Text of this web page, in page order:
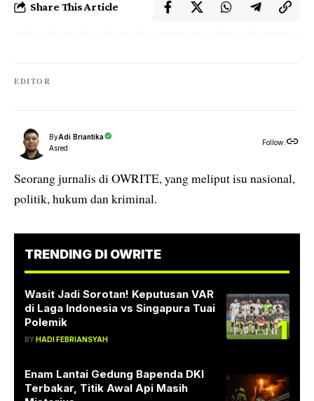
Share This Article
EDITOR
ByAdi Briantika
Asred
Follow:
Seorang jurnalis di OWRITE, yang meliput isu nasional,
politik, hukum dan kriminal.
TRENDING DI OWRITE
Wasit Jadi Sorotan! Keputusan VAR
di Laga Indonesia vs Singapura Tuai
Polemik
BY HADI FEBRIANSYAH 1
Enam Lantai Gedung Bapenda DKI
Terbakar, Titik Awal Api Masih